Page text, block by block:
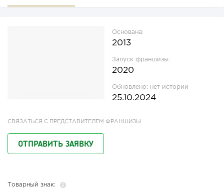
Основана:
2013
Запуск франшизы:
2020
Обновлено: нет истории
25.10.2024
СВЯЗАТЬСЯ С ПРЕДСТАВИТЕЛЕМ ФРАНШИЗЫ
ОТПРАВИТЬ ЗАЯВКУ
Товарный знак: